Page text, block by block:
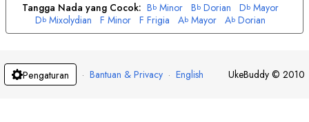
Tangga Nada yang Cocok: Bb Minor Bb Dorian Db Mayor
Db Mixolydian F Minor F Frigia Ab Mayor Ab Dorian
Pengaturan · Bantuan & Privacy · English UkeBuddy © 2010